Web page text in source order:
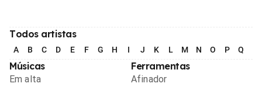
Todos artistas
A B C D E F G H I J K L M N O P Q
Músicas
Em alta
Ferramentas
Afinador